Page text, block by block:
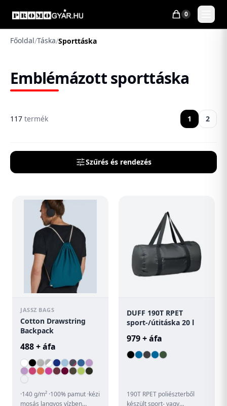
0
Főoldal/Táska/Sporttáska
Emblémázott sporttáska
117 termék 1 2
Szűrés és rendezés
JASSZ BAGS
Cotton Drawstring
Backpack
488 + áfa
·140 g/m² ·100% pamut ·kézi
mosás langyos vízben
DUFF 190T RPET
sport-/útitáska 20 l
979 + áfa
190T RPET poliészterből
készült sport- vagy